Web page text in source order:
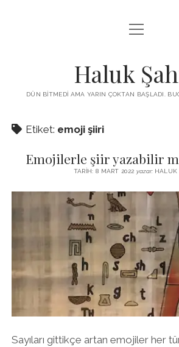
KUTUP YILDIZI
MENDIREK YAZILARI
İYI YAŞAM VE MUTLULUK
GÜZEL MAVRELLA
BIZ KIMIZ?
MED 532 SPRING ‘25
YAZMADAN EDEMEDIM
HABERLER / NEWS
twitter
menüyü
aç
Haluk
DÜN BITMEDI AMA YARIN ÇOKTAN BAŞLADI.
Etiket: emoji şiiri
Emojilerle şiir yazabilir
TARIH: 8 MART 2022 yazar:HALUK
Sayıları gittikçe artan emojiler her